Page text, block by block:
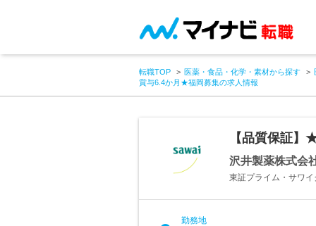
転職TOP 医薬・食品・化学・素材から探す
賞与6.4か月★福岡募集の求人情報
【品質保証
沢井製薬株式会
東証プライム・サワ
勤務地